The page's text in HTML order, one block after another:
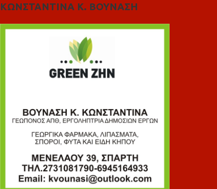
ΚΩΝΣΤΑΝΤΙΝΑ Κ. ΒΟΥΝΑΣΗ